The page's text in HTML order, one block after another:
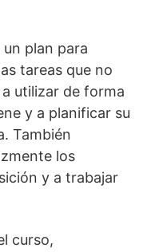
plan para
tareas que no
utilizar de forma
y a planificar su
También
los
y a trabajar
curso,